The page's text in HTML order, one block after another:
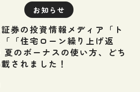
お知らせ
証券の投資情報メディア「ト
「住宅ローン繰り上げ返
のボーナスの使い方、どち
されました！